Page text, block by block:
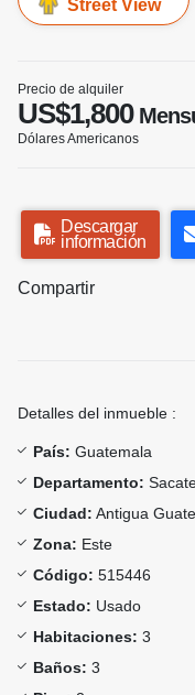
Street View
Precio de alquiler
US$1,800
Dólares Americanos
Descargar
información
Compartir
Detalles del inmueble :
País: Guatemala
Departamento:
Ciudad: Antigua
Zona: Este
Código: 515446
Estado: Usado
Habitaciones: 3
Baños: 3